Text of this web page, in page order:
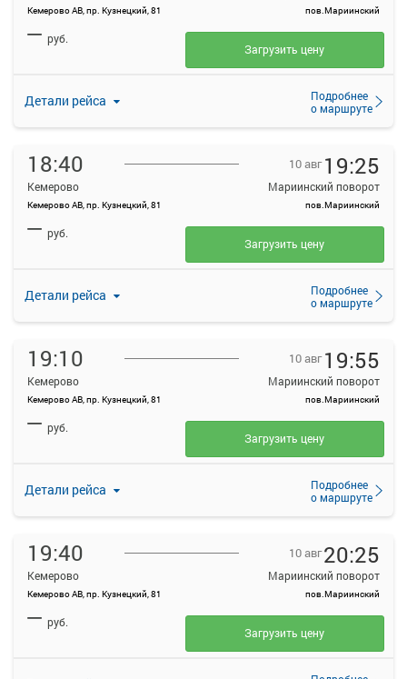
Кемерово АВ, пр. Кузнецкий, 81 пов.Мариинский
Детали рейса
Подробнее
о маршруте
— руб.
Загрузить цену
18:40
Кемерово
Кемерово АВ, пр. Кузнецкий, 81
10 авг 19:25
Мариинский поворот
пов.Мариинский
Детали рейса
Подробнее
о маршруте
— руб.
Загрузить цену
19:10
Кемерово
Кемерово АВ, пр. Кузнецкий, 81
10 авг 19:55
Мариинский поворот
пов.Мариинский
Детали рейса
Подробнее
о маршруте
— руб.
Загрузить цену
19:40
Кемерово
Кемерово АВ, пр. Кузнецкий, 81
10 авг20:25
Мариинский поворот
пов.Мариинский
— руб.
Загрузить цену